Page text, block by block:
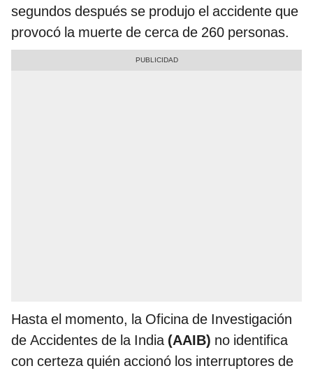
segundos después se produjo el accidente que
provocó la muerte de cerca de 260 personas.
Hasta el momento, la Oficina de Investigación
de Accidentes de la India (AAIB) no identifica
con certeza quién accionó los interruptores de